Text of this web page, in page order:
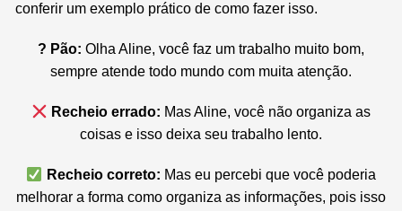
conferir um exemplo prático de como fazer isso.
? Pão: Olha Aline, você faz um trabalho muito bom,
sempre atende todo mundo com muita atenção.
Recheio errado: Mas Aline, você não organiza as
coisas e isso deixa seu trabalho lento.
Recheio correto: Mas eu percebi que você poderia
melhorar a forma como organiza as informações, pois isso